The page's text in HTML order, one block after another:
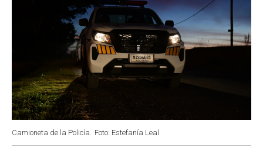
Camioneta de la Policía. Foto: Estefanía Leal